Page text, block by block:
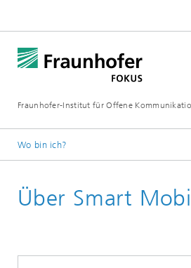
Fraunhofer-Institut für Offene
Wo bin ich?
Smart Mobility
Über Smart